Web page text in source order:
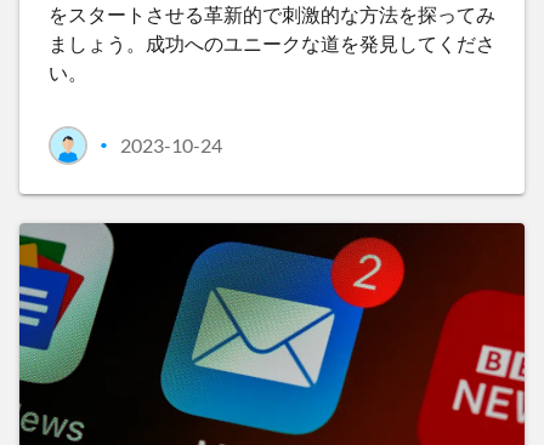
をスタートさせる革新的で刺激的な方法を探ってみ
ましょう。成功へのユニークな道を発見してくださ
い。
• 2023-10-24